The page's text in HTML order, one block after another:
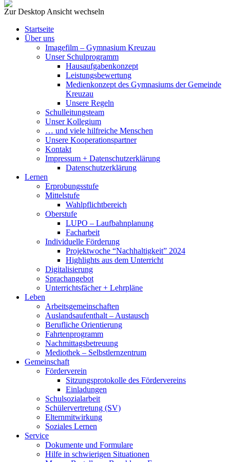
Zur Desktop Ansicht wechseln
Startseite
Über uns
Imagefilm – Gymnasium Kreuzau
Unser Schulprogramm
Hausaufgabenkonzept
Leistungsbewertung
Medienkonzept des Gymnasiums der Gemeinde
Kreuzau
Unsere Regeln
Schulleitungsteam
Unser Kollegium
… und viele hilfreiche Menschen
Unsere Kooperationspartner
Kontakt
Impressum + Datenschutzerklärung
Datenschutzerklärung
Lernen
Erprobungsstufe
Mittelstufe
Wahlpflichtbereich
Oberstufe
LUPO – Laufbahnplanung
Facharbeit
Individuelle Förderung
Projektwoche “Nachhaltigkeit” 2024
Highlights aus dem Unterricht
Digitalisierung
Sprachangebot
Unterrichtsfächer + Lehrpläne
Leben
Arbeitsgemeinschaften
Auslandsaufenthalt – Austausch
Berufliche Orientierung
Fahrtenprogramm
Nachmittagsbetreuung
Mediothek – Selbstlernzentrum
Gemeinschaft
Förderverein
Sitzungsprotokolle des Fördervereins
Einladungen
Schulsozialarbeit
Schülervertretung (SV)
Elternmitwirkung
Soziales Lernen
Service
Dokumente und Formulare
Hilfe in schwierigen Situationen